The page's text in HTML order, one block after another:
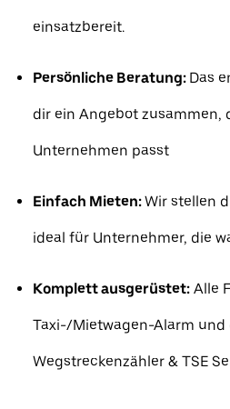
einsatzbereit.
Persönliche Beratung: Das
dir ein Angebot zusammen,
Unternehmen passt
Einfach Mieten:Wir stellen
ideal für Unternehmer, die
Komplett ausgerüstet: Alle
Taxi-/Mietwagen-Alarm und
Wegstreckenzähler & TSE